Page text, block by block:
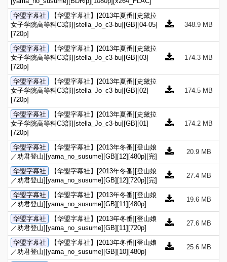
华盟字幕社
【华盟字幕社】[2013年夏番][史黛拉
女子学院高等科C3部][stella_Jo_c3-bu][GB][04-05]
[720p]
348.9 MB
华盟字幕社
【华盟字幕社】[2013年夏番][史黛拉
女子学院高等科C3部][stella_Jo_c3-bu][GB][03]
[720p]
174.3 MB
华盟字幕社
【华盟字幕社】[2013年夏番][史黛拉
女子学院高等科C3部][stella_Jo_c3-bu][GB][02]
[720p]
174.5 MB
华盟字幕社
【华盟字幕社】[2013年夏番][史黛拉
女子学院高等科C3部][stella_Jo_c3-bu][GB][01]
[720p]
174.2 MB
华盟字幕社
【华盟字幕社】[2013年冬番][登山娘
／劝君登山][yama_no_susume][GB][12][480p][完]
20.9 MB
华盟字幕社
【华盟字幕社】[2013年冬番][登山娘
／劝君登山][yama_no_susume][GB][12][720p][完]
27.4 MB
华盟字幕社
【华盟字幕社】[2013年冬番][登山娘
／劝君登山][yama_no_susume][GB][11][480p]
19.6 MB
华盟字幕社
【华盟字幕社】[2013年冬番][登山娘
／劝君登山][yama_no_susume][GB][11][720p]
27.6 MB
华盟字幕社
【华盟字幕社】[2013年冬番][登山娘
／劝君登山][yama_no_susume][GB][10][480p]
25.6 MB